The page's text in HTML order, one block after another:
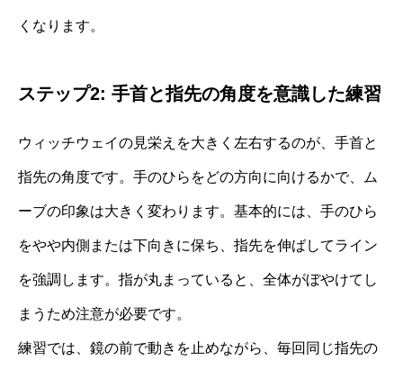
くなります。
ステップ2: 手首と指先の角度を意識した練習
ウィッチウェイの見栄えを大きく左右するのが、手首と
指先の角度です。手のひらをどの方向に向けるかで、ム
ーブの印象は大きく変わります。基本的には、手のひら
をやや内側または下向きに保ち、指先を伸ばしてライン
を強調します。指が丸まっていると、全体がぼやけてし
まうため注意が必要です。
練習では、鏡の前で動きを止めながら、毎回同じ指先の